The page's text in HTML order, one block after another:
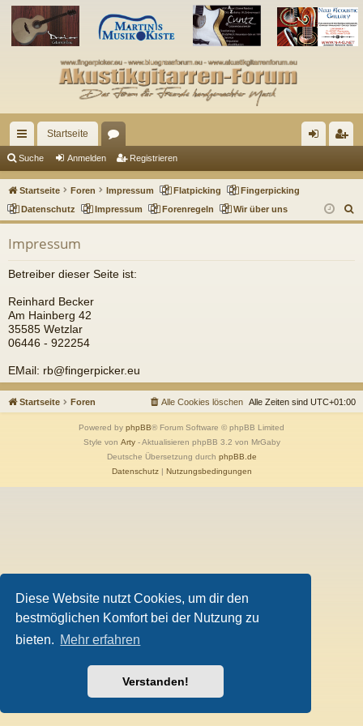
Diese Website nutzt Cookies, um dir den
bestmöglichen Komfort bei der Nutzung zu
bieten. Mehr erfahren
Verstanden!
ch
ne
llz
riff
Startseite
en m ist
rie
Suche Anmelden Registrieren
Startseite Foren Impressum Flatpicking
Fingerpicking
Datenschutz
Impressum Forenregeln Wir über uns
u
Impressum
Betreiber dieser Seite ist:
Reinhard Becker
Am Hainberg 42
35585 Wetzlar
06446 - 922254
EMail: rb@fingerpicker.eu
Startseite Foren Alle Zeiten sind UTC+01:00
Alle Cookies löschen
Powered by phpBB® Forum Software © phpBB Limited
Style von Arty- Aktualisieren phpBB 3.2 von MrGaby
Deutsche Übersetzung durch phpBB.de
Datenschutz| Nutzungsbedingungen